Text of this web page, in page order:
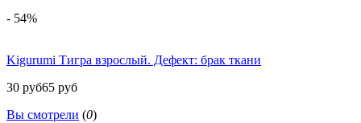
- 54%
Kigurumi Тигра взрослый. Дефект: брак ткани
30 руб65 руб
Вы смотрели (0)